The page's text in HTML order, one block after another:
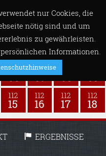
ERGEBNISSE
nur Cookies, die
nötig sind und um
zu gewährleisten.
Informationen.